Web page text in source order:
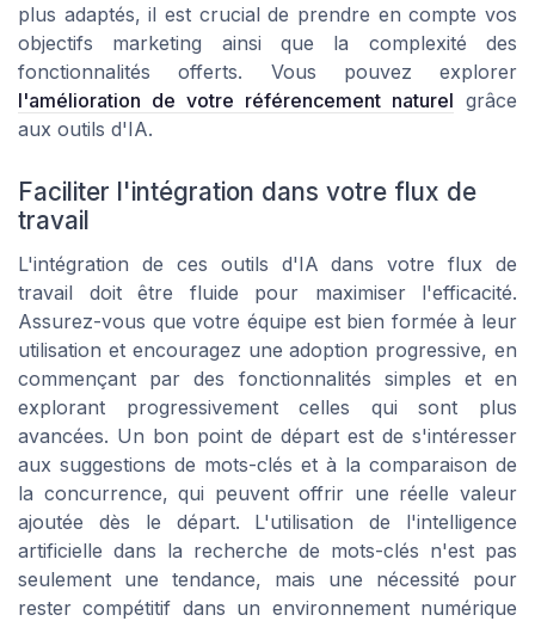
plus adaptés, il est crucial de prendre en compte vos
objectifs marketing ainsi que la complexité des
fonctionnalités offerts. Vous pouvez explorer
l'amélioration de votre référencement naturel grâce
aux outils d'IA.
Faciliter l'intégration dans votre flux de
travail
L'intégration de ces outils d'IA dans votre flux de
travail doit être fluide pour maximiser l'efficacité.
Assurez-vous que votre équipe est bien formée à leur
utilisation et encouragez une adoption progressive, en
commençant par des fonctionnalités simples et en
explorant progressivement celles qui sont plus
avancées. Un bon point de départ est de s'intéresser
aux suggestions de mots-clés et à la comparaison de
la concurrence, qui peuvent offrir une réelle valeur
ajoutée dès le départ. L'utilisation de l'intelligence
artificielle dans la recherche de mots-clés n'est pas
seulement une tendance, mais une nécessité pour
rester compétitif dans un environnement numérique